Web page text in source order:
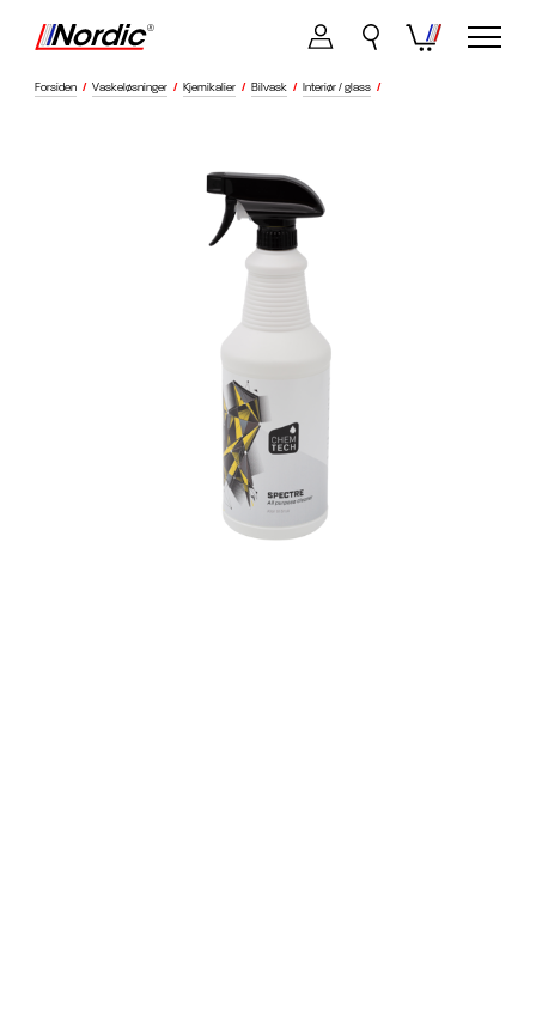
Forsiden / Vaskeløsninger / Kjemikalier / Bilvask / Interiør / glass /